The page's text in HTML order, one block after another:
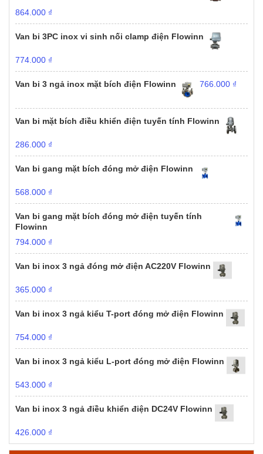
864.000 ₫
Van bi 3PC inox vi sinh nối clamp điện Flowinn
774.000 ₫
Van bi 3 ngả inox mặt bích điện Flowinn 766.000 ₫
Van bi mặt bích điều khiển điện tuyến tính Flowinn
286.000 ₫
Van bi gang mặt bích đóng mở điện Flowinn
568.000 ₫
Van bi gang mặt bích đóng mở điện tuyến tính
Flowinn
794.000 ₫
Van bi inox 3 ngả đóng mở điện AC220V Flowinn
365.000 ₫
Van bi inox 3 ngả kiểu T-port đóng mở điện Flowinn
754.000 ₫
Van bi inox 3 ngả kiểu L-port đóng mở điện Flowinn
543.000 ₫
Van bi inox 3 ngả điều khiển điện DC24V Flowinn
426.000 ₫